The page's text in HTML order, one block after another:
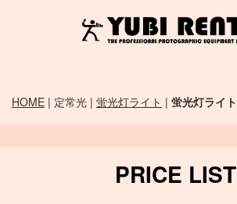
HOME | 定常光 | 蛍光灯ライト | 蛍光灯ライト
PRICE LIST